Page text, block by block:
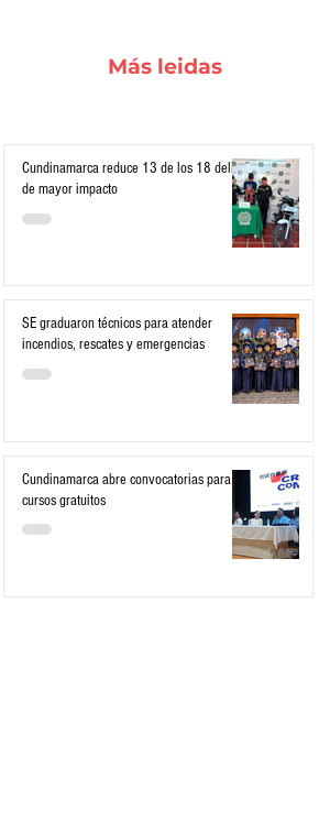
Más leidas
Cundinamarca reduce 13 de los 18 delitos
de mayor impacto
SE graduaron técnicos para atender
incendios, rescates y emergencias
Cundinamarca abre convocatorias para
cursos gratuitos